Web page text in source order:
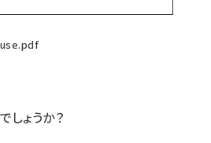
ょうか？